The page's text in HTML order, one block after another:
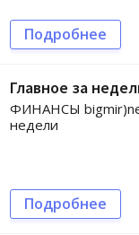
Подробнее
Главное за
ФИНАНСЫ
недели
Подробнее